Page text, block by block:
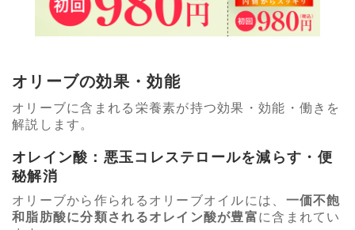
オリーブの効果・効能
オリーブに含まれる栄養素が持つ効果・効能・働きを
解説します。
オレイン酸：悪玉コレステロールを減らす・便
秘解消
オリーブから作られるオリーブオイルには、 一価不飽
和脂肪酸に分類されるオレイン酸が豊富に含まれてい